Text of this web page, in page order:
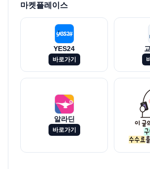
마켓플레이스
YES24
바로가기
알라딘
바로가기